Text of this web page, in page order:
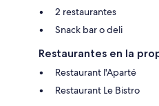
2 restaurantes
Snack bar o deli
Restaurantes en la
Restaurant l'Aparté
Restaurant Le Bistro